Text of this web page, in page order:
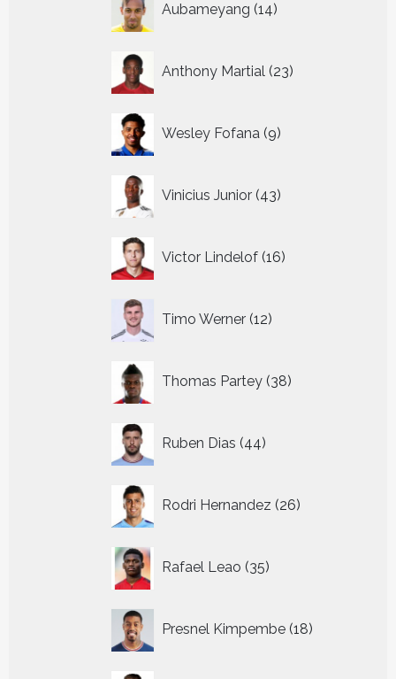
Aubameyang 14
producten
Anthony Martial 23
producten
Wesley Fofana 9
producten
Vinicius Junior 43
producten
Victor Lindelof 16
producten
Timo Werner 12
producten
Thomas Partey 38
producten
Ruben Dias 44
producten
Rodri Hernandez 26
producten
Rafael Leao 35
producten
Presnel Kimpembe 18
producten